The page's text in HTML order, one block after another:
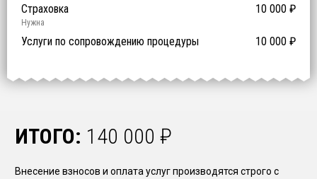
Предоставление специалистов НРС 0 ₽
0₽ за человека
Сертификат ISO 9001 14 500 ₽
ISO 9001
Сертификат ISO 14001 14 500 ₽
ISO 14001
Сертификат OHSAS 18001 14 500 ₽
OHSAS 18001
Страховка 10 000 ₽
Нужна
Услуги по сопровождению процедуры 10 000 ₽
ИТОГО: 140 000 ₽
Внесение взносов и оплата услуг производятся строго с